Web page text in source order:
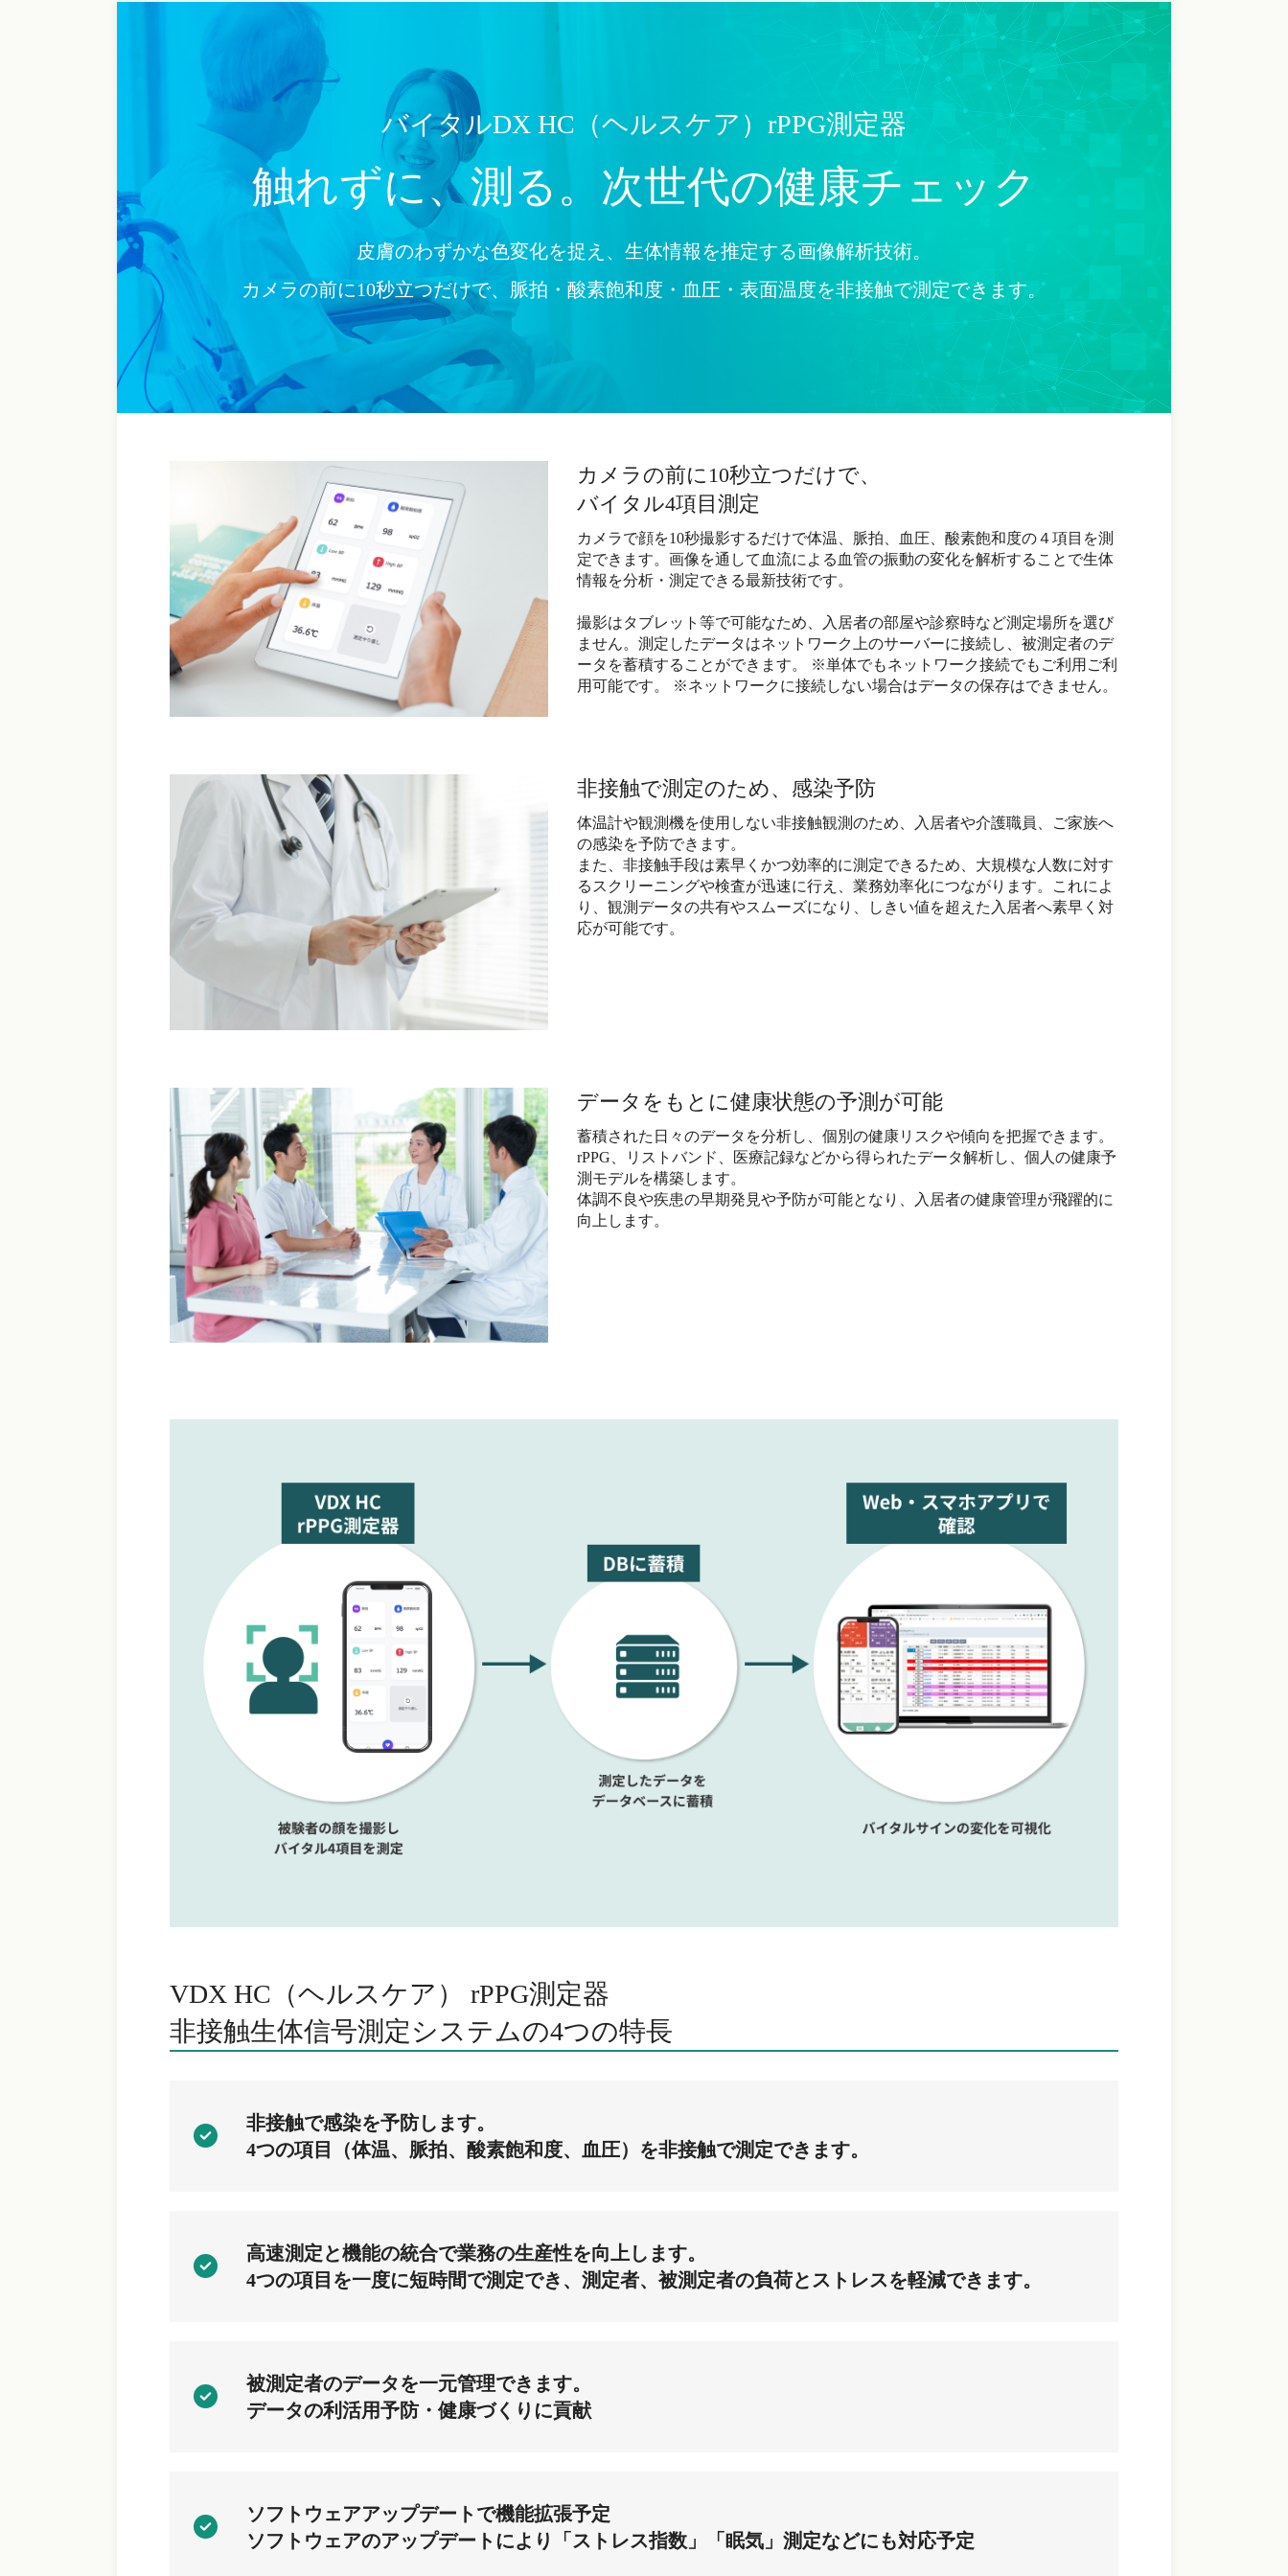
バイタルDX HC （ヘルスケア）rPPG測定器
触れずに、測る。 次世代の健康チェック
皮膚のわずかな色変化を捉え、生体情報を推定する画像解析技術。
カメラの前に10秒立つだけで、脈拍・酸素飽和度・血圧・表面温度を非接触で測定できます。
カメラの前に10秒立つだけで、
バイタル4項目測定
カメラで顔を10秒撮影するだけで体温、脈拍、血圧、酸素飽和度の４項目を測
定できます。画像を通して血流による血管の振動の変化を解析することで生体
情報を分析・測定できる最新技術です。
撮影はタブレット等で可能なため、入居者の部屋や診察時など測定場所を選び
ません。測定したデータはネットワーク上のサーバーに接続し、被測定者のデ
ータを蓄積することができます。 ※単体でもネットワーク接続でもご利用ご利
用可能です。 ※ネットワークに接続しない場合はデータの保存はできません。
非接触で測定のため、感染予防
体温計や観測機を使用しない非接触観測のため、入居者や介護職員、ご家族へ
の感染を予防できます。
また、非接触手段は素早くかつ効率的に測定できるため、大規模な人数に対す
るスクリーニングや検査が迅速に行え、業務効率化につながります。これによ
り、観測データの共有やスムーズになり、しきい値を超えた入居者へ素早く対
応が可能です。
データをもとに健康状態の予測が可能
蓄積された日々のデータを分析し、個別の健康リスクや傾向を把握できます。
rPPG、リストバンド、医療記録などから得られたデータ解析し、個人の健康予
測モデルを構築します。
体調不良や疾患の早期発見や予防が可能となり、入居者の健康管理が飛躍的に
向上します。
VDX HC（ヘルスケア） rPPG測定器
非接触生体信号測定システムの4つの特長
非接触で感染を予防します。
4つの項目（体温、脈拍、酸素飽和度、血圧）を非接触で測定できます。
高速測定と機能の統合で業務の生産性を向上します。
4つの項目を一度に短時間で測定でき、測定者、被測定者の負荷とストレスを軽減できます。
被測定者のデータを一元管理できます。
データの利活用予防・健康づくりに貢献
ソフトウェアアップデートで機能拡張予定
ソフトウェアのアップデートにより「ストレス指数」「眠気」測定などにも対応予定